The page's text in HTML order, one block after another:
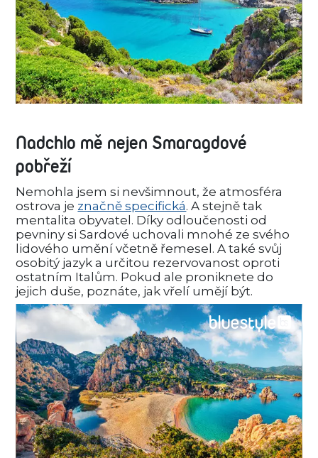
Nadchlo mě nejen Smaragdové
pobřeží
Nemohla jsem si nevšimnout, že atmosféra
ostrova je značně specifická. A stejně tak
mentalita obyvatel. Díky odloučenosti od
pevniny si Sardové uchovali mnohé ze svého
lidového umění včetně řemesel. A také svůj
osobitý jazyk a určitou rezervovanost oproti
ostatním Italům. Pokud ale proniknete do
jejich duše, poznáte, jak vřelí umějí být.